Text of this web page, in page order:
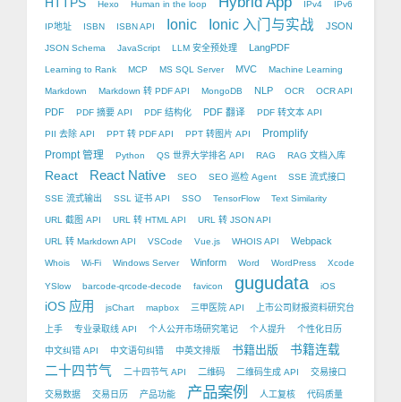
Hexo Human in the loop IPv4 IPv6
IP地址 ISBN ISBN API Ionic Ionic 入门与实战 JSON
JSON Schema JavaScript LLM 安全预处理 LangPDF
Learning to Rank MCP MS SQL Server MVC Machine Learning
Markdown Markdown 转 PDF API MongoDB NLP OCR OCR API
PDF PDF 摘要 API PDF 结构化 PDF 翻译 PDF 转文本 API
PII 去除 API PPT 转 PDF API PPT 转图片 API
Promplify
Prompt 管理
Python QS 世界大学排名 API RAG RAG 文档入库
React React Native SEO SEO 巡检 Agent SSE 流式接口
SSE 流式输出 SSL 证书 API SSO TensorFlow Text Similarity
URL 截图 API URL 转 HTML API URL 转 JSON API
URL 转 Markdown API VSCode Vue.js WHOIS API Webpack
Whois Wi-Fi Windows Server Winform Word WordPress Xcode
YSlow barcode-qrcode-decode favicon gugudata iOS
iOS 应用 jsChart mapbox 三甲医院 API 上市公司财报资料研究台
上手 专业录取线 API 个人公开市场研究笔记 个人提升 个性化日历
中文纠错 API 中文语句纠错 中英文排版 书籍出版 书籍连载
二十四节气 二十四节气 API 二维码 二维码生成 API 交易接口
交易数据 交易日历 产品功能 产品案例 人工复核 代码质量